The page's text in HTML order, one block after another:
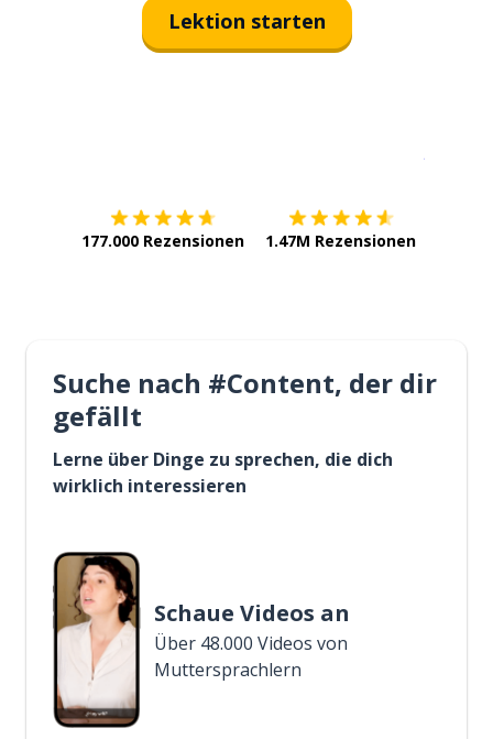
Lektion starten
177.000 Rezensionen 1.47M Rezensionen
Suche nach #Content, der dir
gefällt
Lerne über Dinge zu sprechen, die dich
wirklich interessieren
Schaue Videos an
Über 48.000 Videos von
Muttersprachlern